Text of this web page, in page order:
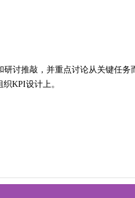
讨推敲，并重点讨论从关键任务
KPI设计上。